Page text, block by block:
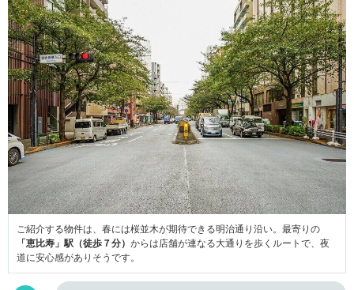
ご紹介する物件は、春には桜並木が期待できる明治通り沿い。最寄りの
「恵比寿」駅（徒歩７分） からは店舗が連なる大通りを歩くルートで、夜
道に安心感がありそうです。